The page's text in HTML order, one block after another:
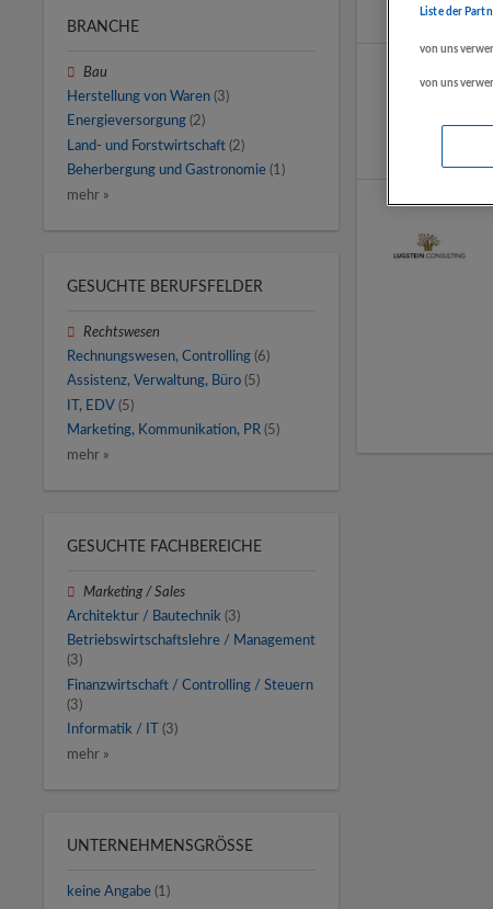
BRANCHE
Bau
Herstellung von Waren (3)
Energieversorgung (2)
Land- und Forstwirtschaft (2)
Beherbergung und Gastronomie (1)
mehr »
GESUCHTE BERUFSFELDER
Rechtswesen
Rechnungswesen, Controlling (6)
Assistenz, Verwaltung, Büro (5)
IT, EDV (5)
Marketing, Kommunikation, PR (5)
mehr »
GESUCHTE FACHBEREICHE
Marketing / Sales
Architektur / Bautechnik (3)
Betriebswirtschaftslehre / Management
(3)
Finanzwirtschaft / Controlling / Steuern
(3)
Informatik / IT
(3)
mehr »
UNTERNEHMENSGRÖSSE
keine Angabe (1)
Liste der
von uns
von uns